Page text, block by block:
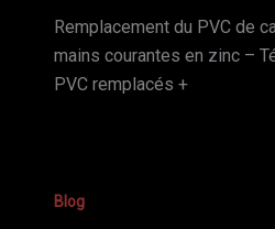
Remplacement du PVC de
mains courantes en zinc –
PVC remplacés +
Blog